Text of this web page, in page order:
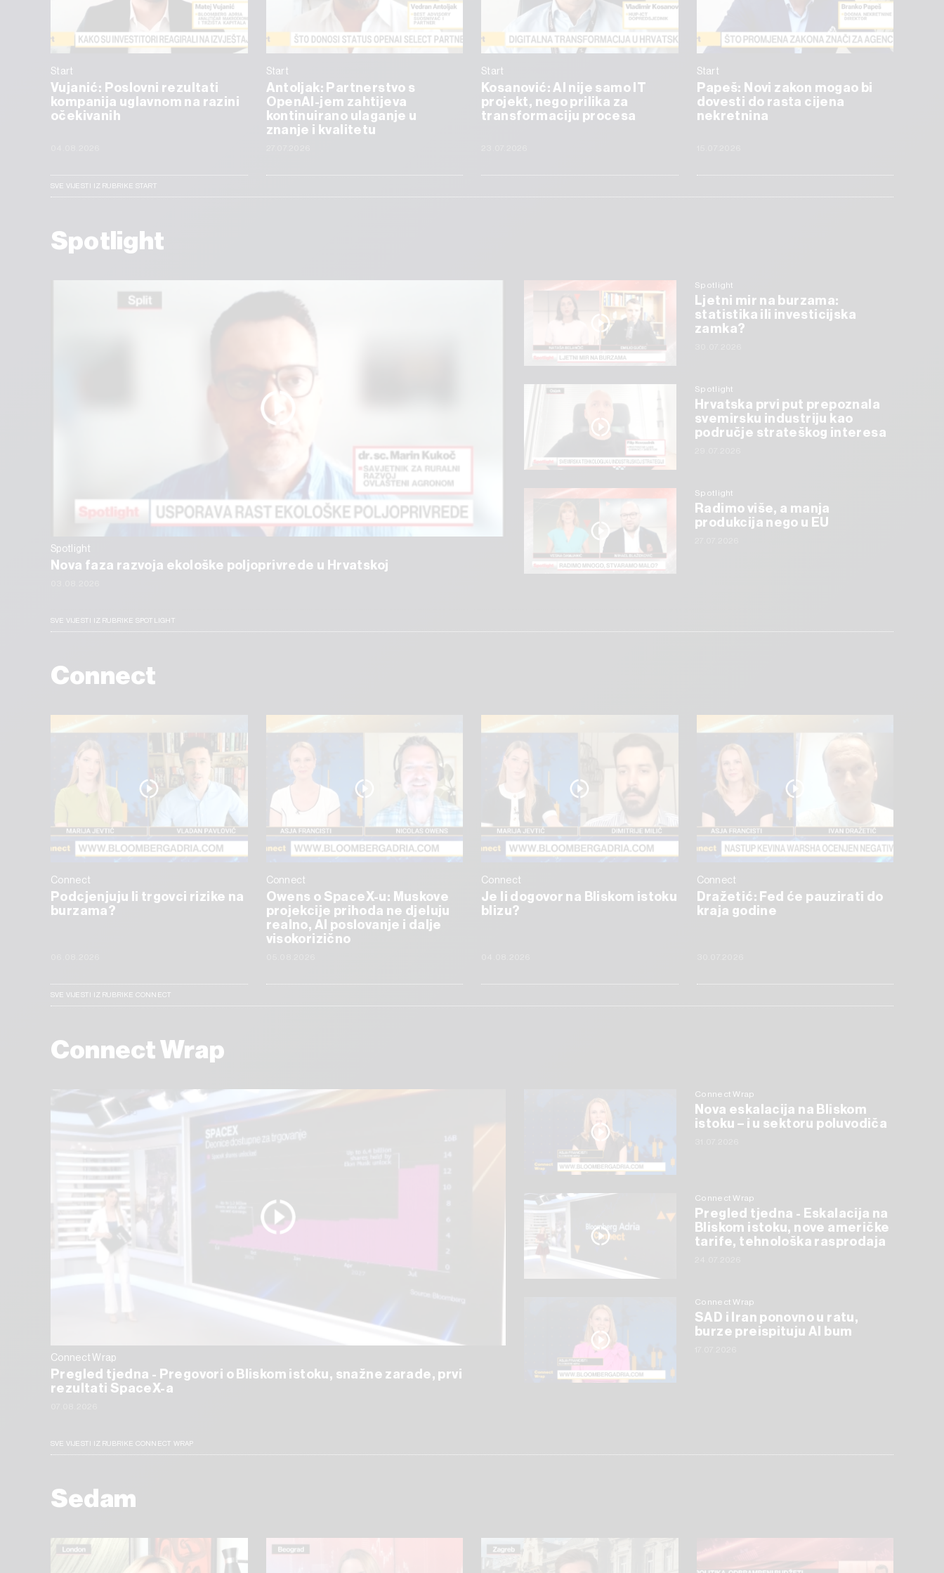
Start
Vujanić: Poslovni rezultati
kompanija uglavnom na razini
očekivanih
Start
Antoljak: Partnerstvo s
OpenAI-jem zahtijeva
kontinuirano ulaganje u
znanje i kvalitetu
Start
Kosanović: AI nije samo IT
projekt, nego prilika za
transformaciju procesa
Start
Papeš: Novi zakon mogao bi
dovesti do rasta cijena
nekretnina
SVE VIJESTI IZ RUBRIKE START
Spotlight
Spotlight
Nova faza razvoja ekološke poljoprivrede u Hrvatskoj
Spotlight
Ljetni mir na burzama:
statistika ili investicijska
zamka?
Spotlight
Hrvatska prvi put prepoznala
svemirsku industriju kao
područje strateškog interesa
Spotlight
Radimo više, a manja
produkcija nego u EU
SVE VIJESTI IZ RUBRIKE SPOTLIGHT
Connect
Connect
Podcjenjuju li trgovci rizike na
burzama?
Connect
Owens o SpaceX-u: Muskove
projekcije prihoda ne djeluju
realno, AI poslovanje i dalje
visokorizično
Connect
Je li dogovor na Bliskom istoku
blizu?
Connect
Dražetić: Fed će pauzirati do
kraja godine
SVE VIJESTI IZ RUBRIKE CONNECT
Connect Wrap
Connect Wrap
Pregled tjedna - Pregovori o Bliskom istoku, snažne zarade, prvi
rezultati SpaceX-a
Connect Wrap
Nova eskalacija na Bliskom
istoku – i u sektoru poluvodiča
Connect Wrap
Pregled tjedna - Eskalacija na
Bliskom istoku, nove američke
tarife, tehnološka rasprodaja
Connect Wrap
SAD i Iran ponovno u ratu,
burze preispituju AI bum
SVE VIJESTI IZ RUBRIKE CONNECT WRAP
Sedam